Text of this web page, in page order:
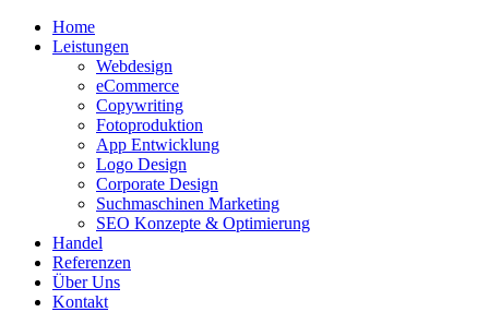
Home
Leistungen
Webdesign
eCommerce
Copywriting
Fotoproduktion
App Entwicklung
Logo Design
Corporate Design
Suchmaschinen Marketing
SEO Konzepte & Optimierung
Handel
Referenzen
Über Uns
Kontakt